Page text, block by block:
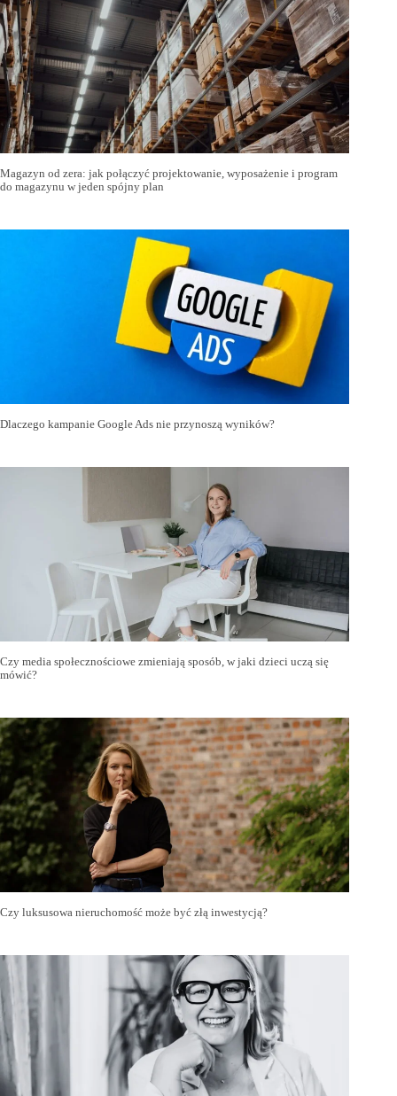
Magazyn od zera: jak połączyć projektowanie, wyposażenie i program
do magazynu w jeden spójny plan
Dlaczego kampanie Google Ads nie przynoszą wyników?
Czy media społecznościowe zmieniają sposób, w jaki dzieci uczą się
mówić?
Czy luksusowa nieruchomość może być złą inwestycją?